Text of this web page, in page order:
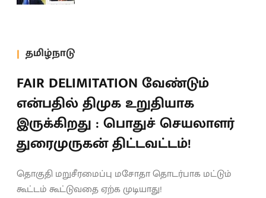
தமிழ்நாடு
FAIR DELIMITATION வேண்டும்
என்பதில் திமுக உறுதியாக
இருக்கிறது : பொதுச் செயலாளர்
துரைமுருகன் திட்டவட்டம்!
தொகுதி மறுசீரமைப்பு மசோதா தொடர்பாக மட்டும்
கூட்டம் கூட்டுவதை ஏற்க முடியாது!